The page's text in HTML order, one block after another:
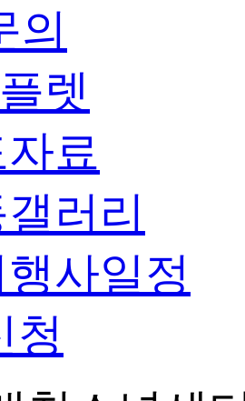
의
렛
료
러리
사일정
청